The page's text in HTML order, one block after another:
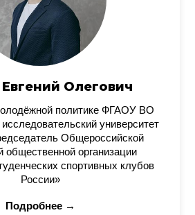
Олегович
политике ФГАОУ ВО
университет
Общероссийской
общественной организации
спортивных клубов
России»
Подробнее →